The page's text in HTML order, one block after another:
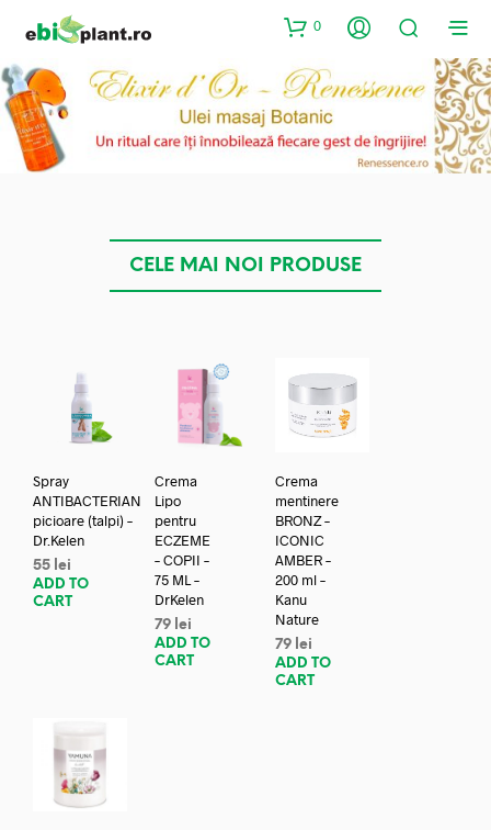
0
CELE MAI NOI PRODUSE
Spray
ANTIBACTERIAN
picioare (talpi) –
Dr.Kelen
55 lei
ADD TO
CART
Crema
Lipo
pentru
ECZEME
– COPII –
75 ML –
DrKelen
79 lei
ADD TO
CART
Crema
mentinere
BRONZ –
ICONIC
AMBER –
200 ml –
Kanu
Nature
79 lei
ADD TO
CART